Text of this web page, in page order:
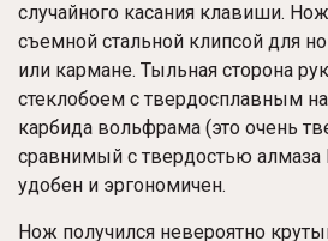
случайного касания клавиши.
съемной стальной клипсой для
или кармане. Тыльная сторона
стеклобоем с твердосплавным
карбида вольфрама (это очень
сравнимый с твердостью алмаза
удобен и эргономичен.
Нож получился невероятно